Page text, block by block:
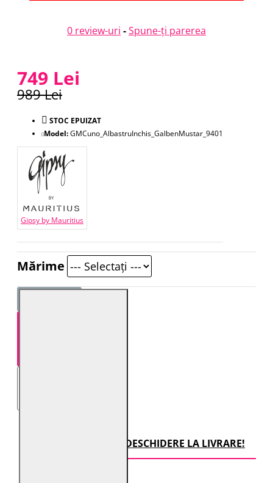
0 review-uri -Spune-ţi parerea
749 Lei
989 Lei
STOC EPUIZAT
Model:GMCuno_AlbastruInchis_GalbenMustar_9401
Gipsy by Mauritius
Mărime
TRANSPORT CU DESCHIDERE LA LIVRARE!